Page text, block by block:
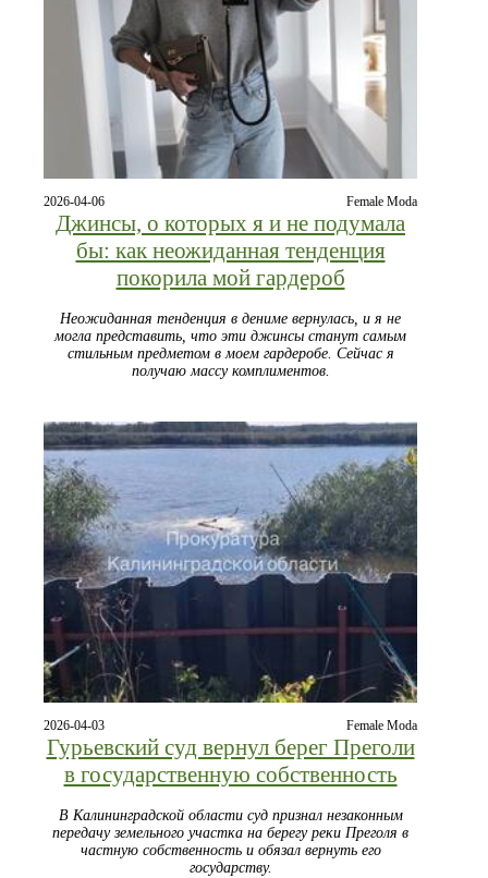
2026-04-06 Female Moda
Джинсы, о которых я и не подумала
бы: как неожиданная тенденция
покорила мой гардероб
Неожиданная тенденция в дениме вернулась, и я не
могла представить, что эти джинсы станут самым
стильным предметом в моем гардеробе. Сейчас я
получаю массу комплиментов.
2026-04-03 Female Moda
Гурьевский суд вернул берег Преголи
в государственную собственность
В Калининградской области суд признал незаконным
передачу земельного участка на берегу реки Преголя в
частную собственность и обязал вернуть его
государству.